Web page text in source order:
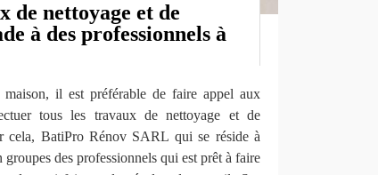
de nettoyage et de
à des professionnels à
il est préférable de faire appel aux
tous les travaux de nettoyage et de
cela, BatiPro Rénov SARL qui se réside à
des professionnels qui est prêt à faire